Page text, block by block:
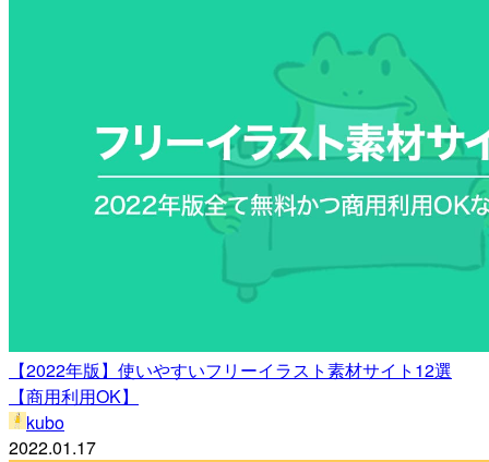
【2022年版】使いやすいフリーイラスト素材サイト12選
【商用利用OK】
kubo
2022.01.17